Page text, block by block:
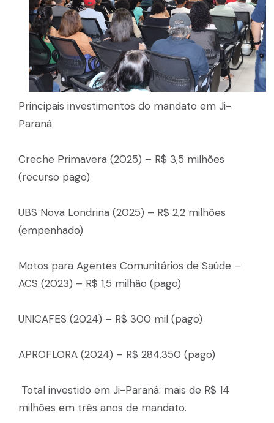
Principais investimentos do mandato em Ji-
Paraná
Creche Primavera (2025) – R$ 3,5 milhões
(recurso pago)
UBS Nova Londrina (2025) – R$ 2,2 milhões
(empenhado)
Motos para Agentes Comunitários de Saúde –
ACS (2023) – R$ 1,5 milhão (pago)
UNICAFES (2024) – R$ 300 mil (pago)
APROFLORA (2024) – R$ 284.350 (pago)
Total investido em Ji-Paraná: mais de R$ 14
milhões em três anos de mandato.